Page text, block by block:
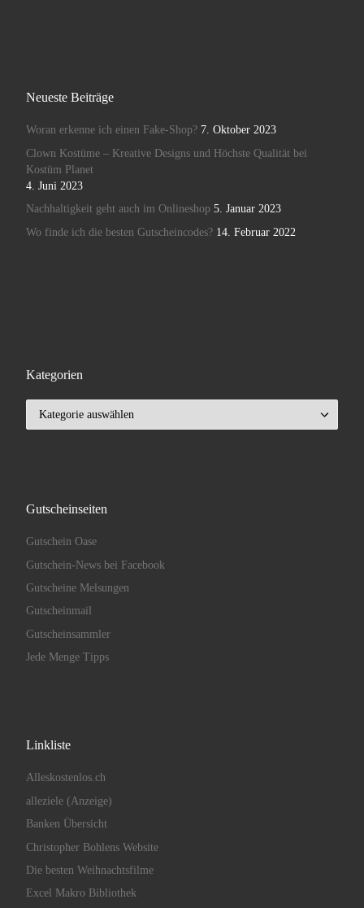
Neueste Beiträge
Woran erkenne ich einen Fake-Shop? 7. Oktober 2023
Clown Kostüme – Kreative Designs und Höchste Qualität bei
Kostüm Planet
4. Juni 2023
Nachhaltigkeit geht auch im Onlineshop 5. Januar 2023
Wo finde ich die besten Gutscheincodes? 14. Februar 2022
Kategorien
Gutscheinseiten
Gutschein Oase
Gutschein-News bei Facebook
Gutscheine Melsungen
Gutscheinmail
Gutscheinsammler
Jede Menge Tipps
Linkliste
Alleskostenlos.ch
alleziele (Anzeige)
Banken Übersicht
Christopher Bohlens Website
Die besten Weihnachtsfilme
Excel Makro Bibliothek